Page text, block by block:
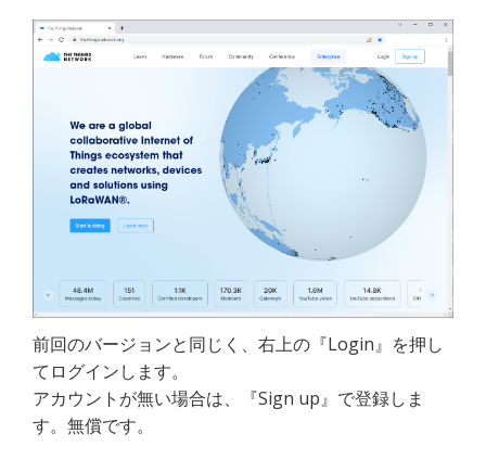
前回のバージョンと同じく、右上の『Login』を押し
てログインします。
アカウントが無い場合は、『Sign up』で登録しま
す。無償です。